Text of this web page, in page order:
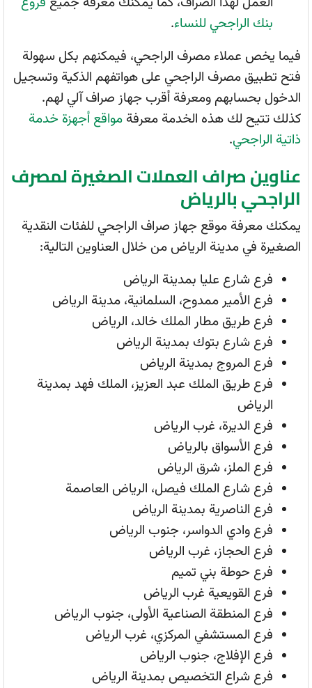
بنك الراجحي للنساء.
فيما يخص عملاء مصرف الراجحي، فيمكنهم بكل سهولة
فتح تطبيق مصرف الراجحي على هواتفهم الذكية وتسجيل
الدخول بحسابهم ومعرفة أقرب جهاز صراف آلي لهم.
كذلك تتيح لك هذه الخدمة معرفة مواقع أجهزة خدمة
ذاتية الراجحي.
عناوين صراف العملات الصغيرة لمصرف
الراجحي بالرياض
يمكنك معرفة موقع جهاز صراف الراجحي للفئات النقدية
الصغيرة في مدينة الرياض من خلال العناوين التالية:
فرع شارع عليا بمدينة الرياض
فرع الأمير ممدوح، السلمانية، مدينة الرياض
فرع طريق مطار الملك خالد، الرياض
فرع شارع بتوك بمدينة الرياض
فرع المروج بمدينة الرياض
فرع طريق الملك عبد العزيز، الملك فهد بمدينة
الرياض
فرع الديرة، غرب الرياض
فرع الأسواق بالرياض
فرع الملز، شرق الرياض
فرع شارع الملك فيصل، الرياض العاصمة
فرع الناصرية بمدينة الرياض
فرع وادي الدواسر، جنوب الرياض
فرع الحجاز، غرب الرياض
فرع حوطة بني تميم
فرع القويعية غرب الرياض
فرع المنطقة الصناعية الأولى، جنوب الرياض
فرع المستشفي المركزي، غرب الرياض
فرع الإفلاج، جنوب الرياض
فرع شراع التخصيص بمدينة الرياض